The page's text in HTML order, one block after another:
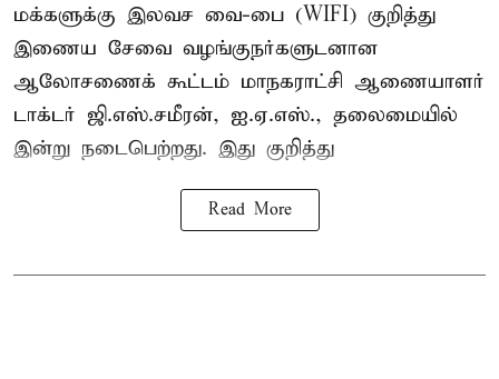
மக்களுக்கு இலவச வை-பை (WIFI) குறித்து
இணைய சேவை வழங்குநர்களுடனான
ஆலோசணைக் கூட்டம் மாநகராட்சி ஆணையாளர்
டாக்டர் ஜி.எஸ்.சமீரன், ஐ.ஏ.எஸ்., தலைமையில்
இன்று நடைபெற்றது. இது குறித்து
Read More